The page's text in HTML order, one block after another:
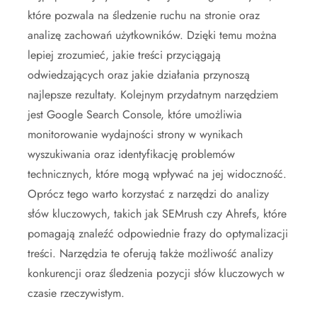
które pozwala na śledzenie ruchu na stronie oraz
analizę zachowań użytkowników. Dzięki temu można
lepiej zrozumieć, jakie treści przyciągają
odwiedzających oraz jakie działania przynoszą
najlepsze rezultaty. Kolejnym przydatnym narzędziem
jest Google Search Console, które umożliwia
monitorowanie wydajności strony w wynikach
wyszukiwania oraz identyfikację problemów
technicznych, które mogą wpływać na jej widoczność.
Oprócz tego warto korzystać z narzędzi do analizy
słów kluczowych, takich jak SEMrush czy Ahrefs, które
pomagają znaleźć odpowiednie frazy do optymalizacji
treści. Narzędzia te oferują także możliwość analizy
konkurencji oraz śledzenia pozycji słów kluczowych w
czasie rzeczywistym.